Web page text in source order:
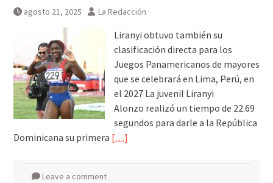
agosto 21, 2025 La Redacción
Liranyi obtuvo también su
clasificación directa para los
Juegos Panamericanos de mayores
que se celebrará en Lima, Perú, en
el 2027 La juvenil Liranyi
Alonzo realizó un tiempo de 22.69
segundos para darle a la República
Dominicana su primera […]
Leave a comment